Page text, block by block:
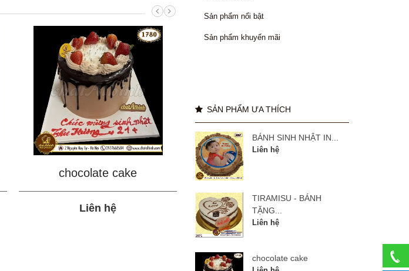
chocolate cake
Liên hệ
manulife 27 năm
Liên hệ
Sản phẩm nổi bật
Sản phẩm khuyến mãi
SẢN PHẨM ƯA THÍCH
BÁNH SINH NHẬT IN...
Liên hệ
TIRAMISU - BÁNH
TẶNG...
Liên hệ
chocolate cake